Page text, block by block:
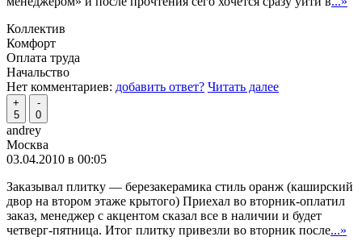
Коллектив
Комфорт
Оплата труда
Начальство
Нет комментариев: добавить ответ? Читать далее
+
5
-
0
andrey
Москва
03.04.2010 в 00:05
Заказывал плитку — березакерамика стиль оранж (каширский
двор на втором этаже крытого) Приехал во вторник-оплатил
заказ, менеджер с акцентом сказал все в наличии и будет
четверг-пятница. Итог плитку привезли во вторник после...»